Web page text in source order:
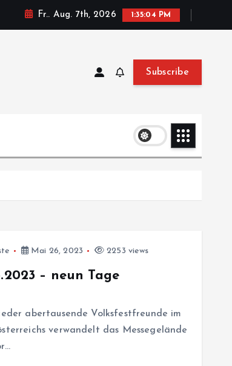
Fr.. Aug. 7th, 2026 1:35:05 PM
Subscribe
Mai 26, 2023 2253 views
– neun Tage
abertausende Volksfestfreunde im
verwandelt das Messegelände